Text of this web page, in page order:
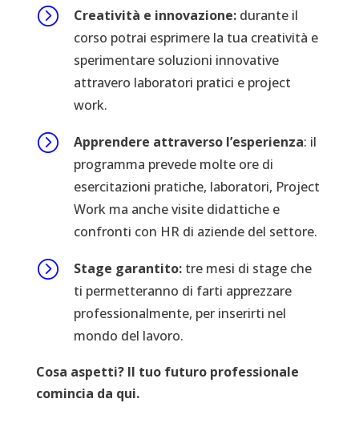
= Creatività e innovazione:durante il
corso potrai esprimere la tua creatività e
sperimentare soluzioni innovative
attravero laboratori pratici e project
work.
= Apprendere attraverso l’esperienza: il
programma prevede molte ore di
esercitazioni pratiche, laboratori, Project
Work ma anche visite didattiche e
confronti con HR di aziende del settore.
= Stage garantito:tre mesi di stage che
ti permetteranno di farti apprezzare
professionalmente, per inserirti nel
mondo del lavoro.
Cosa aspetti? Il tuo futuro professionale
comincia da qui.